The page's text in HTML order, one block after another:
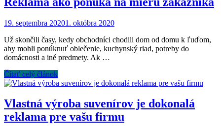
19. septembra 20201. októbra 2020
Už skončili časy, kedy obchodníci chodili dom od domu k ľuďom,
aby mohli ponúknuť oblečenie, kuchynský riad, potreby do
domácnosti a iné predmety. Ak …
Čítať celý článok
Vlastná výroba suvenírov je dokonalá
reklama pre vašu firmu